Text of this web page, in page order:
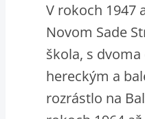
V rokoch 1947
Novom Sade
škola, s
hereckým a
rozrástlo na